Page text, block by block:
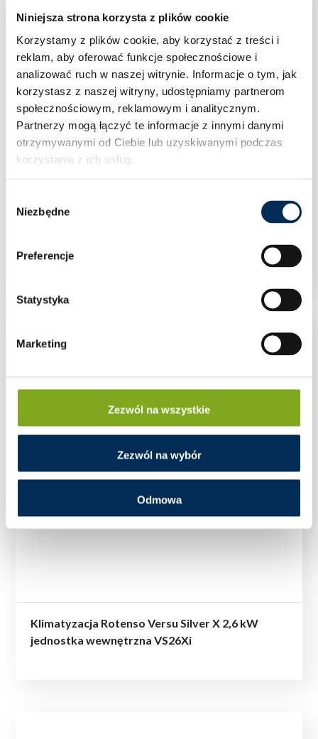
Niniejsza strona korzysta z plików cookie
Korzystamy z plików cookie, aby korzystać z treści i
reklam, aby oferować funkcje społecznościowe i
analizować ruch w naszej witrynie. Informacje o tym, jak
korzystasz z naszej witryny, udostępniamy partnerom
społecznościowym, reklamowym i analitycznym.
Partnerzy mogą łączyć te informacje z innymi danymi
otrzymywanymi od Ciebie lub uzyskiwanymi podczas
korzystania z ich usług.
zgody
Niezbędne
Preferencje
Statystyka
Marketing
Zezwól na wszystkie
Zezwól na wybór
Odmowa
Klimatyzacja Rotenso Versu Silver X 2,6 kW
jednostka wewnętrzna VS26Xi